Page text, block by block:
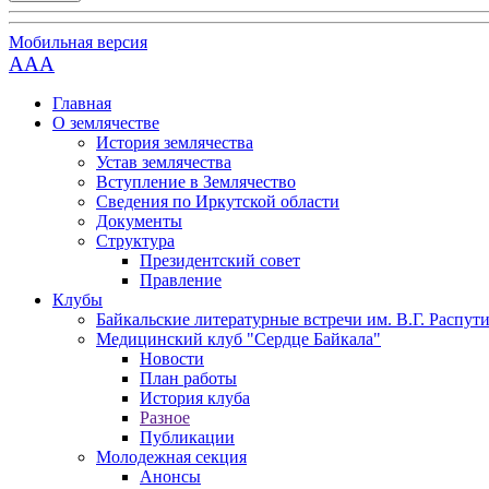
Мобильная версия
AAA
Главная
О землячестве
История землячества
Устав землячества
Вступление в Землячество
Сведения по Иркутской области
Документы
Структура
Президентский совет
Правление
Клубы
Байкальские литературные встречи им. В.Г.
Медицинский клуб "Сердце Байкала"
Новости
План работы
История клуба
Разное
Публикации
Молодежная секция
Анонсы